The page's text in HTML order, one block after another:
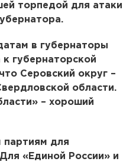
торпедой для атаки
в губернаторы
губернаторской
Серовский округ –
области.
– хороший
партиям для
«Единой России» и